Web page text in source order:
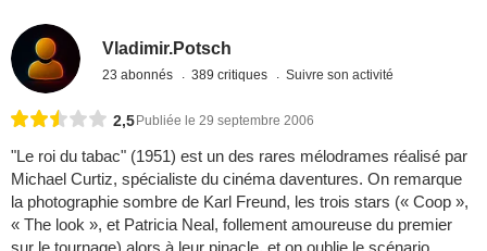
Vladimir.Potsch
23 abonnés 389 critiques Suivre son activité
2,5 Publiée le 29 septembre 2006
"Le roi du tabac" (1951) est un des rares mélodrames réalisé par
Michael Curtiz, spécialiste du cinéma daventures. On remarque
la photographie sombre de Karl Freund, les trois stars (« Coop »,
« The look », et Patricia Neal, follement amoureuse du premier
sur le tournage) alors à leur pinacle, et on oublie le scénario